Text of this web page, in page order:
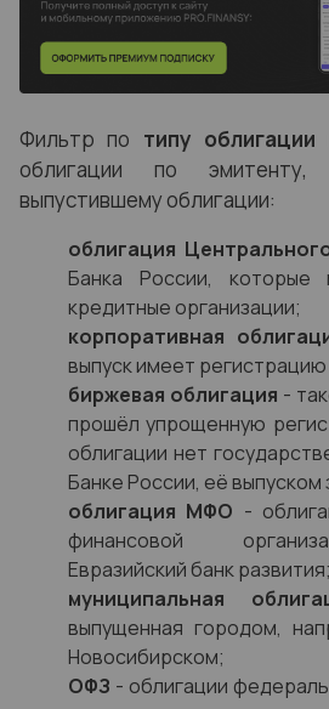
Фильтр по типу облигации
облигации по
выпустившему облигации:
облигация
Банка России, которые
кредитные организации;
корпоративная
выпуск имеет
биржевая облигация -
прошёл упрощенную
облигации нет
Банке России, её
облигация МФО -
финансовой
Евразийский банк развития;
муниципальная
выпущенная городом,
Новосибирском;
ОФЗ - облигации